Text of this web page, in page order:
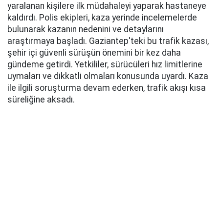
yaralanan kişilere ilk müdahaleyi yaparak hastaneye
kaldırdı. Polis ekipleri, kaza yerinde incelemelerde
bulunarak kazanın nedenini ve detaylarını
araştırmaya başladı. Gaziantep'teki bu trafik kazası,
şehir içi güvenli sürüşün önemini bir kez daha
gündeme getirdi. Yetkililer, sürücüleri hız limitlerine
uymaları ve dikkatli olmaları konusunda uyardı. Kaza
ile ilgili soruşturma devam ederken, trafik akışı kısa
süreliğine aksadı.